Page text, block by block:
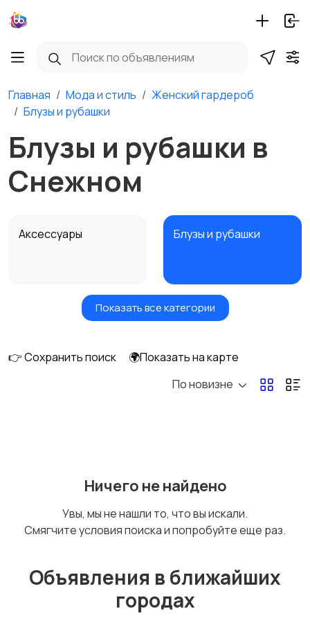
Главная Мода и стиль
Женский гардероб
Блузы и рубашки
Блузы и рубашки в
Снежном
Аксессуары Блузы и рубашки
Будущим мамам Верхняя одежда
Домашняя одежда
Показать все категории
👉 Сохранить поиск
🌍Показать на карте
По новизне
Ничего не найдено
Увы, мы не нашли то, что вы искали.
Смягчите условия поиска и попробуйте еще раз.
Объявления в ближайших
городах